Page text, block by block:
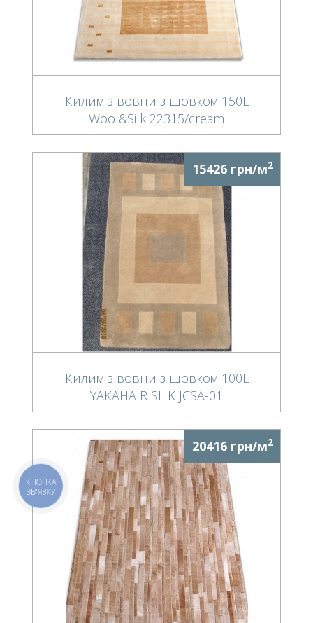
Килим з вовни з шовком 150L
Wool&Silk 22315/cream
15426 грн/м2
Килим з вовни з шовком 100L
YAKAHAIR SILK JCSA-01
20416 грн/м2
КНОПКА
ЗВ'ЯЗКУ